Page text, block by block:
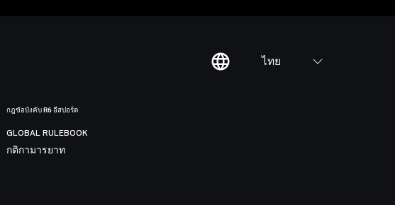
ไทย
กฎข้อบังคับ R6 อีสปอร์ต
GLOBAL RULEBOOK
กติกามารยาท